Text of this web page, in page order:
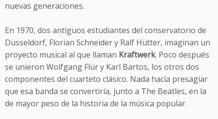
nuevas generaciones.
En 1970, dos antiguos estudiantes del conservatorio de
Düsseldorf, Florian Schneider y Ralf Hütter, imaginan un
proyecto musical al que llaman Kraftwerk. Poco después
se unieron Wolfgang Flür y Karl Bartos, los otros dos
componentes del cuarteto clásico. Nada hacía presagiar
que esa banda se convertiría, junto a The Beatles, en la
de mayor peso de la historia de la música popular.